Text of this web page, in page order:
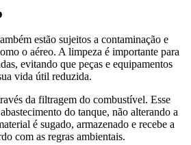
estão sujeitos a contaminação e
o aéreo. A limpeza é importante para
evitando que peças e equipamentos
vida útil reduzida.
da filtragem do combustível. Esse
do tanque, não alterando a
é sugado, armazenado e recebe a
com as regras ambientais.